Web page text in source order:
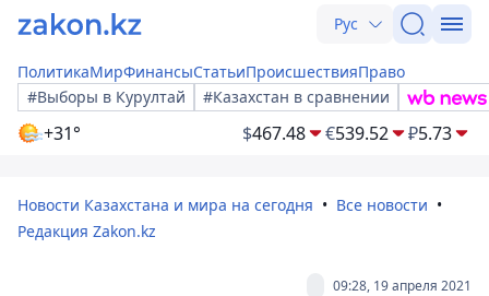
Рус
ПолитикаМирФинансыСтатьиПроисшествияПраво
#Выборы в Курултай
#Казахстан в сравнении
+31° $467.48 €539.52 ₽5.73
Новости Казахстана и мира на сегодня
Все новости
Редакция Zakon.kz
09:28, 19 апреля 2021